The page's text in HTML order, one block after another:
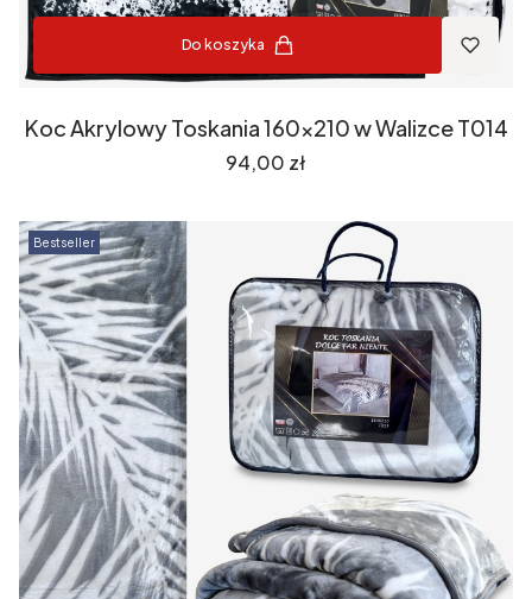
Do koszyka
Koc Akrylowy Toskania 160x210 w Walizce T014
Cena
94,00 zł
Bestseller